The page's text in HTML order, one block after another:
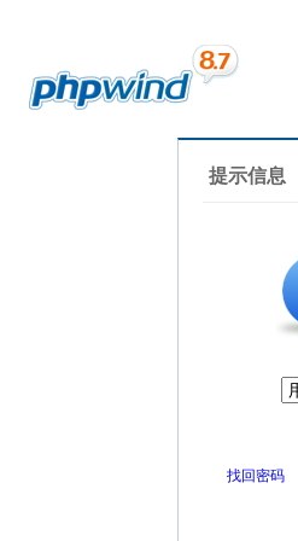
提示信息
找回密码